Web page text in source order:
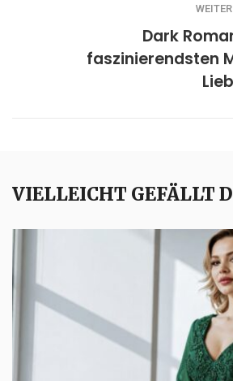
Dark
faszinierendsten
VIELLEICHT GEFÄLLT